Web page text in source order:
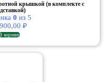
крышкой (в комплекте с
0 из 5
₽
корзину